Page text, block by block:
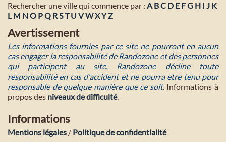
Rechercher une ville qui commence par : A BC D E FG H I J K
L M NO PQ RST U VWXYZ
Avertissement
Les informations fournies par ce site ne pourront en aucun
cas engager la responsabilité de Randozone et des personnes
qui participent au site. Randozone décline toute
responsabilité en cas d'accident et ne pourra etre tenu pour
responsable de quelque manière que ce soit. Informations à
propos des niveaux de difficulté.
Informations
Mentions légales / Politique de confidentialité